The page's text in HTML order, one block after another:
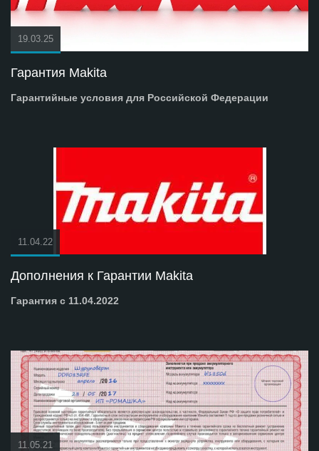
19.03.25
Гарантия Makita
Гарантийные условия для Российской Федерации
11.04.22
Дополнения к Гарантии Makita
Гарантия с 11.04.2022
11.05.21